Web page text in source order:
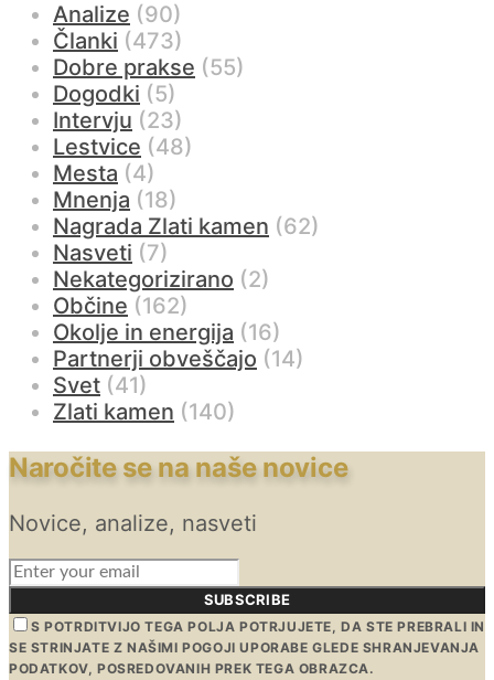
Analize (90)
Članki (473)
Dobre prakse (55)
Dogodki (5)
Intervju (23)
Lestvice (48)
Mesta (4)
Mnenja (18)
Nagrada Zlati kamen (62)
Nasveti (7)
Nekategorizirano (2)
Občine (162)
Okolje in energija (16)
Partnerji obveščajo (14)
Svet (41)
Zlati kamen (140)
Naročite se na naše novice
Novice, analize, nasveti
SUBSCRIBE
S POTRDITVIJO TEGA POLJA POTRJUJETE, DA STE PREBRALI IN
SE STRINJATE Z NAŠIMI POGOJI UPORABE GLEDE SHRANJEVANJA
PODATKOV, POSREDOVANIH PREK TEGA OBRAZCA.